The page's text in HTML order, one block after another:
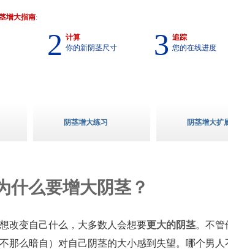
增大指南:
2 计算
你的新阴茎尺寸
3 追踪
您的在线进度
阴茎增大练习 阴茎增大扩
什么要增大阴茎？
改变自己什么，大多数人会想要更大的阴茎。不管
那么暗自）对自己阴茎的大小感到失望。哪个男人